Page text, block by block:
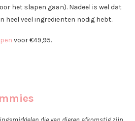
het slapen gaan). Nadeel is wel dat
heel veel ingrediënten nodig hebt.
voor €49,95.